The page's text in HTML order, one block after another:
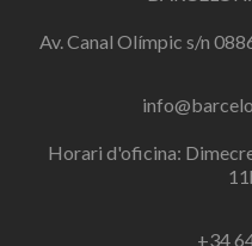
Av. Canal Olímpic s/n
Horari d'oficina:
+34